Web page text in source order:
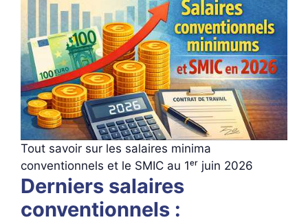
Tout savoir sur les salaires minima
conventionnels et le SMIC au 1ᵉʳ juin 2026
Derniers salaires
conventionnels :